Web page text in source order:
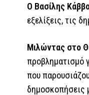
Ο Βασίλης
εξελίξεις, τις
Μιλώντας στο
προβληματισμό
που
δημοσκοπήσεις